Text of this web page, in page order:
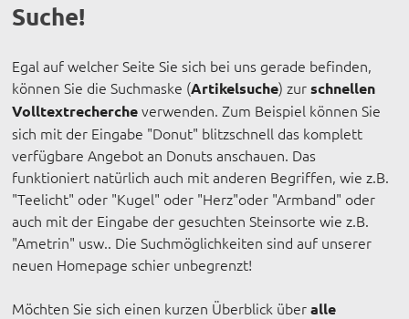
Suche!
Egal auf welcher Seite Sie sich bei uns gerade befinden,
können Sie die Suchmaske (Artikelsuche) zurschnellen
Volltextrechercheverwenden. Zum Beispiel können Sie
sich mit der Eingabe "Donut" blitzschnell das komplett
verfügbare Angebot an Donuts anschauen. Das
funktioniert natürlich auch mit anderen Begriffen, wie z.B.
"Teelicht" oder "Kugel" oder "Herz"oder "Armband" oder
auch mit der Eingabe der gesuchten Steinsorte wie z.B.
"Ametrin" usw.. Die Suchmöglichkeiten sind auf unserer
neuen Homepage schier unbegrenzt!
Möchten Sie sich einen kurzen Überblick überalle